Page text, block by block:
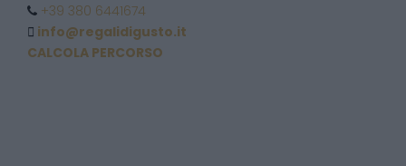
+39 380 6441674
info@regalidigusto.it
CALCOLA PERCORSO